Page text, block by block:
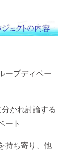
ープディベー
かれ討論する
ート
持ち寄り、他